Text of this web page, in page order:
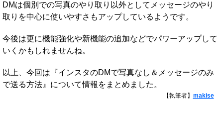
DMは個別での写真のやり取り以外としてメッセージのやり
取りを中心に使いやすさもアップしているようです。
今後は更に機能強化や新機能の追加などでパワーアップして
いくかもしれませんね。
以上、今回は『インスタのDMで写真なし＆メッセージのみ
で送る方法』について情報をまとめました。
【執筆者】 makise